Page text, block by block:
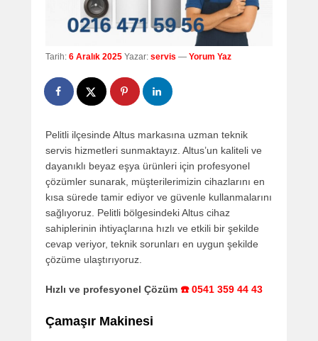
Tarih: 6 Aralık 2025 Yazar: servis — Yorum Yaz
Pelitli ilçesinde Altus markasına uzman teknik
servis hizmetleri sunmaktayız. Altus’un kaliteli ve
dayanıklı beyaz eşya ürünleri için profesyonel
çözümler sunarak, müşterilerimizin cihazlarını en
kısa sürede tamir ediyor ve güvenle kullanmalarını
sağlıyoruz. Pelitli bölgesindeki Altus cihaz
sahiplerinin ihtiyaçlarına hızlı ve etkili bir şekilde
cevap veriyor, teknik sorunları en uygun şekilde
çözüme ulaştırıyoruz.
Hızlı ve profesyonel Çözüm ☎️ 0541 359 44 43
Çamaşır Makinesi